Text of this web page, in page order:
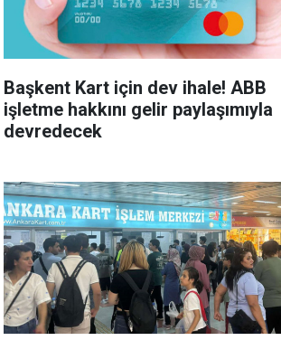
Başkent Kart için dev ihale! ABB
işletme hakkını gelir paylaşımıyla
devredecek